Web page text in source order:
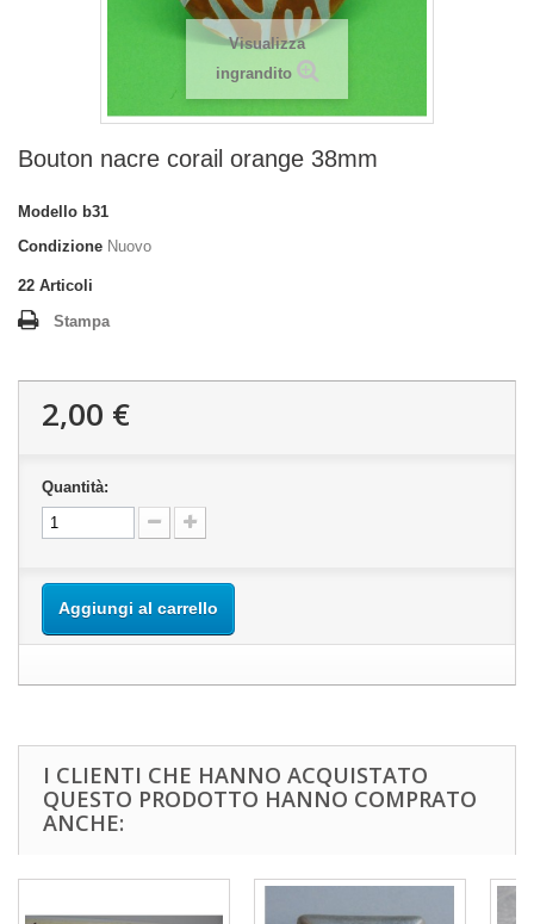
Visualizza
ingrandito
Bouton nacre corail orange 38mm
Modello b31
Condizione Nuovo
22 Articoli
Stampa
2,00 €
Quantità:
Aggiungi al carrello
I CLIENTI CHE HANNO ACQUISTATO
QUESTO PRODOTTO HANNO COMPRATO
ANCHE: